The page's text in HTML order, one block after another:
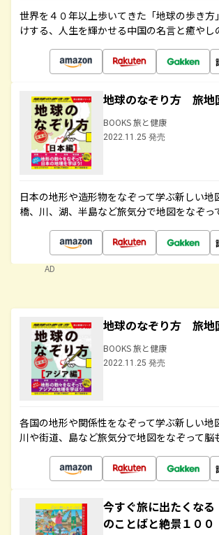
世界を４０年以上歩いてきた「地球の歩き方
けする、人生を輝かせる中国の名言と癒やし
地球のなぞり方 旅
BOOKS 旅と健康
2022.11.25 発売
日本の地形や造形物をなぞって学ぶ新しい地
橋、川、湖、半島など旅気分で地図をなぞっ
AD
地球のなぞり方 旅
BOOKS 旅と健康
2022.11.25 発売
各国の地形や関係性をなぞって学ぶ新しい地
川や街道、島など旅気分で地図をなぞって脳
今すぐ旅に出たくな
のことばと絶景１００